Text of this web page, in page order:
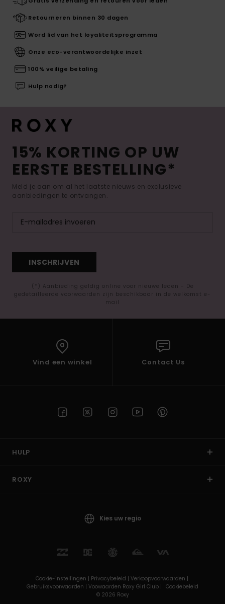
Retourneren binnen 30 dagen
Word lid van het loyaliteitsprogramma
Onze eco-verantwoordelijke inzet
100% veilige betaling
Hulp nodig?
15% KORTING OP UW
EERSTE BESTELLING*
Meld je aan om al het laatste nieuws en exclusieve
aanbiedingen te ontvangen.
INSCHRIJVEN
(*) Aanbieding geldig online voor nieuwe leden - De
gedetailleerde voorwaarden zijn beschikbaar in de welkomst e-
mail
Vind een winkel Contact Us
HULP
ROXY
Kies uw regio
Cookie-instellingen | Privacybeleid | Verkoopvoorwaarden |
Gebruiksvoorwaarden | Voowaarden Roxy Girl Club | Cookiebeleid
© 2026 Roxy